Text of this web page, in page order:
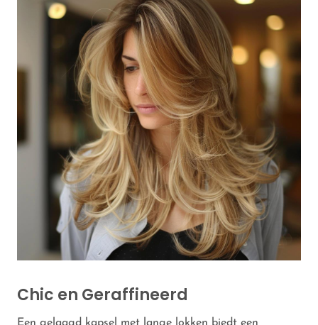
Chic en Geraffineerd
Een gelaagd kapsel met lange lokken biedt een